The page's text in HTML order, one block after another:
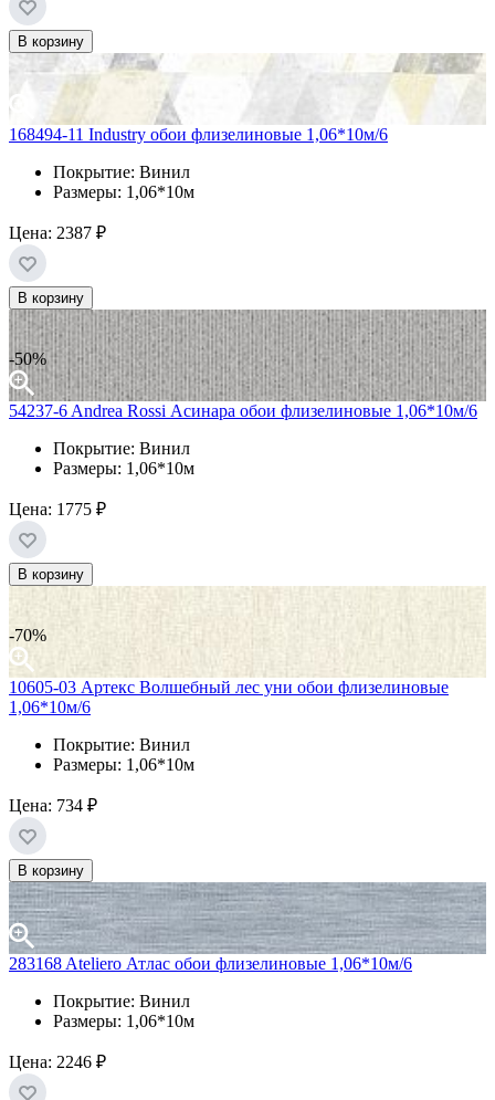
В корзину
168494-11 Industry обои флизелиновые 1,06*10м/6
Покрытие: Винил
Размеры: 1,06*10м
Цена: 2387 ₽
В корзину
-50%
54237-6 Andrea Rossi Асинара обои флизелиновые 1,06*10м/6
Покрытие: Винил
Размеры: 1,06*10м
Цена: 1775 ₽
В корзину
-70%
10605-03 Артекс Волшебный лес уни обои флизелиновые
1,06*10м/6
Покрытие: Винил
Размеры: 1,06*10м
Цена: 734 ₽
В корзину
283168 Ateliero Атлас обои флизелиновые 1,06*10м/6
Покрытие: Винил
Размеры: 1,06*10м
Цена: 2246 ₽